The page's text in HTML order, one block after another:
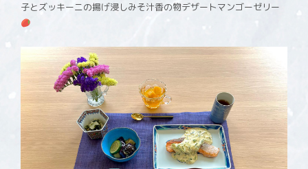
子とズッキーニの揚げ浸しみそ汁香の物デザートマンゴーゼリー